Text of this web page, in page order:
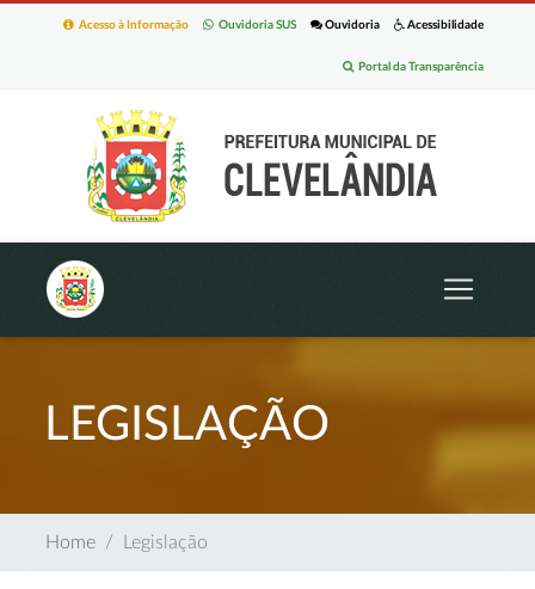
Acessibilidade
Ouvidoria
Ouvidoria SUS
Acesso à Informação
Portal da Transparência
LEGISLAÇÃO
Home Legislação